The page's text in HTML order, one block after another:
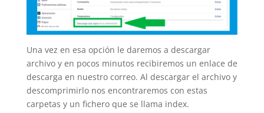
Una vez en esa opción le daremos a descargar
archivo y en pocos minutos recibiremos un enlace de
descarga en nuestro correo. Al descargar el archivo y
descomprimirlo nos encontraremos con estas
carpetas y un fichero que se llama index.